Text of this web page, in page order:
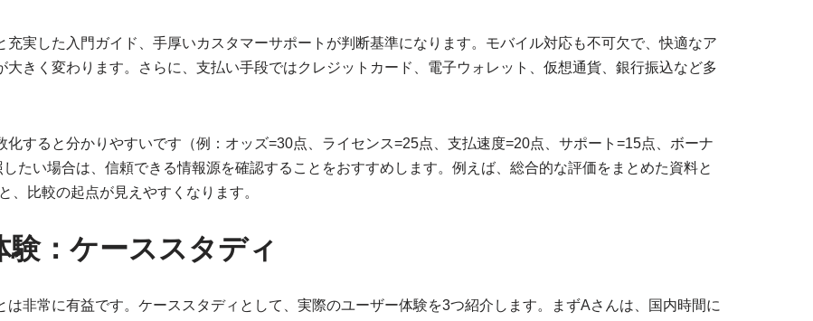
実した入門ガイド、手厚いカスタマーサポートが判断基準になります。モバイル対応も不可欠で、快適なア
きく変わります。さらに、支払い手段ではクレジットカード、電子ウォレット、仮想通貨、銀行振込など多
すると分かりやすいです（例：オッズ=30点、ライセンス=25点、支払速度=20点、サポート=15点、ボーナ
たい場合は、信頼できる情報源を確認することをおすすめします。例えば、総合的な評価をまとめた資料と
、比較の起点が見えやすくなります。
：ケーススタディ
非常に有益です。ケーススタディとして、実際のユーザー体験を3つ紹介します。まずAさんは、国内時間に